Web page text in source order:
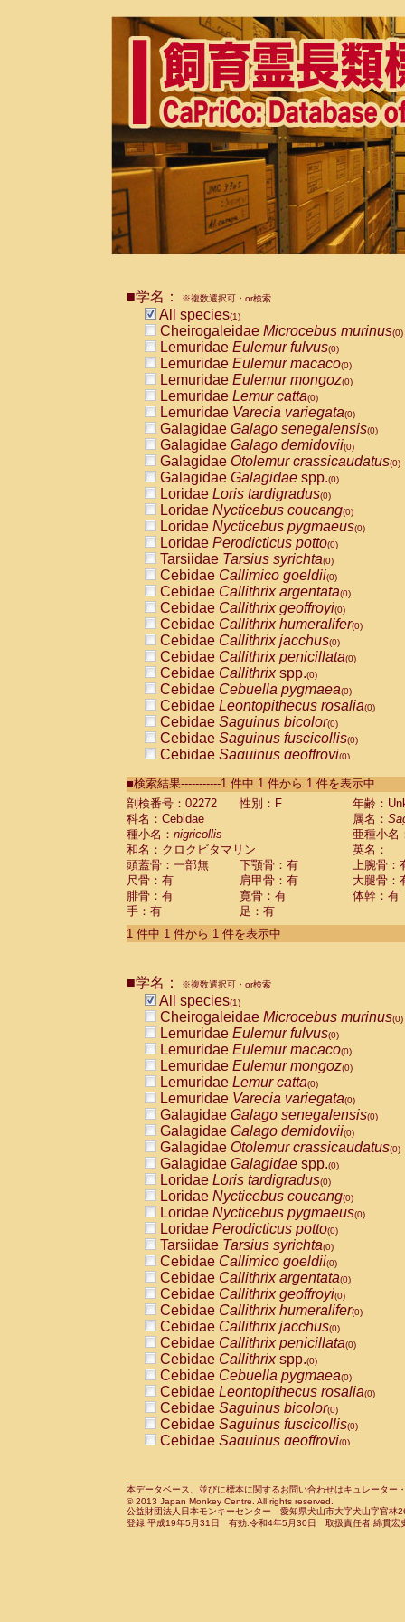
■学名： ※複数選択可・or検索
All species(1)
Cheirogaleidae Microcebus murinus(0)
Lemuridae Eulemur fulvus(0)
Lemuridae Eulemur macaco(0)
Lemuridae Eulemur mongoz(0)
Lemuridae Lemur catta(0)
Lemuridae Varecia variegata(0)
Galagidae Galago senegalensis(0)
Galagidae Galago demidovii(0)
Galagidae Otolemur crassicaudatus(0)
Galagidae Galagidae spp.(0)
Loridae Loris tardigradus(0)
Loridae Nycticebus coucang(0)
Loridae Nycticebus pygmaeus(0)
Loridae Perodicticus potto(0)
Tarsiidae Tarsius syrichta(0)
Cebidae Callimico goeldii(0)
Cebidae Callithrix argentata(0)
Cebidae Callithrix geoffroyi(0)
Cebidae Callithrix humeralifer(0)
Cebidae Callithrix jacchus(0)
Cebidae Callithrix penicillata(0)
Cebidae Callithrixspp.(0)
Cebidae Cebuella pygmaea(0)
Cebidae Leontopithecus rosalia(0)
Cebidae Saguinus bicolor(0)
Cebidae Saguinus fuscicollis(0)
Cebidae Saguinus geoffroyi(0)
CebidaeSaguinus labiatus(0)
Cebidae Saguinus leucopus (0)
Cebidae
CebidaeSaguinus mystax
CebidaeSaguinus nigricollis (1)
Cebidae Saguinus oedipus
Cebidae Saguinus weddelli
Cebidae Saguinusspp.
Cebidae Aotus trivirgatus
Cebidae Cebus albifrons
CebidaeCebus nigrivittatus
CebidaeCebus
CebidaeSaimiri boliviensis(0)
CebidaeSaimiri sciureus(0)
AtelidaeAlouatta caraya(0)
AtelidaeAlouatta fusca(0)
AtelidaeAlouatta seniculus
AtelidaeAlouattaspp.(0)
AtelidaeAteles belzebuth(0)
AtelidaeAteles geoffroyi(0)
AtelidaeAteles paniscus(0)
AtelidaeAtelesspp.(0)
Atelidae Lagothrix lagothricha
AtelidaeLagothrix lagothricha cana
PitheciidaeCacajao calvus
PitheciidaeCallicebus cupreus
PitheciidaeCallicebus donacophilus
PitheciidaeCallicebus moloch
PitheciidaeCallicebus torquatus
PitheciidaeCallicebusspp.(0)
PitheciidaeChiropotes satanas(0)
PitheciidaePithecia monachus
PitheciidaePithecia pithecia(0)
CercopithecidaeCercocebus agilis
CercopithecidaeCercocebus
CercopithecidaeCercocebus
CercopithecidaeCercocebus
CercopithecidaeCercocebus
CercopithecidaeCercocebushybrid
CercopithecidaePapio anubis(0)
CercopithecidaePapio cynocephalus
CercopithecidaePapio hamadryas(0)
■検索結果-----------1 件中 1 件から 1 件を表示中
剖検番号：02272
性別：F
年齢：
科名：Cebidae
属名：
種小名： nigricollis
亜種小名
和名：クロクビタマリン
英名：
頭蓋骨：一部無
下顎骨：有
上腕骨：
尺骨：有
肩甲骨：有
大腿骨：
腓骨：有
寛骨：有
体幹：有
手：有
足：有
1 件中 1 件から 1 件を表示中
■学名： ※複数選択可・or検索
All species(1)
Cheirogaleidae Microcebus murinus(0)
Lemuridae Eulemur fulvus(0)
Lemuridae Eulemur macaco(0)
Lemuridae Eulemur mongoz(0)
Lemuridae Lemur catta(0)
Lemuridae Varecia variegata(0)
Galagidae Galago senegalensis(0)
Galagidae Galago demidovii(0)
Galagidae Otolemur crassicaudatus(0)
Galagidae Galagidae spp.(0)
Loridae Loris tardigradus(0)
Loridae Nycticebus coucang(0)
Loridae Nycticebus pygmaeus(0)
Loridae Perodicticus potto(0)
Tarsiidae Tarsius syrichta(0)
Cebidae Callimico goeldii(0)
Cebidae Callithrix argentata(0)
Cebidae Callithrix geoffroyi(0)
Cebidae Callithrix humeralifer(0)
Cebidae Callithrix jacchus(0)
Cebidae Callithrix penicillata(0)
Cebidae Callithrixspp.(0)
Cebidae Cebuella pygmaea(0)
Cebidae Leontopithecus rosalia(0)
Cebidae Saguinus bicolor(0)
Cebidae Saguinus fuscicollis(0)
Cebidae Saguinus geoffroyi(0)
CebidaeSaguinus leucopus(0)
CebidaeSaguinus midas(0)
Cebidae Saguinus mystax(0)
本データベース、並びに標本に関するお問い合わせはキュレータ
© 2013 Japan Monkey Centre. All rights reserved.
公益財団法人日本モンキーセンター 愛知県犬山市大字犬山字官
登録:平成19年5月31日 有効:令和4年5月30日 取扱責任者:綿貫宏